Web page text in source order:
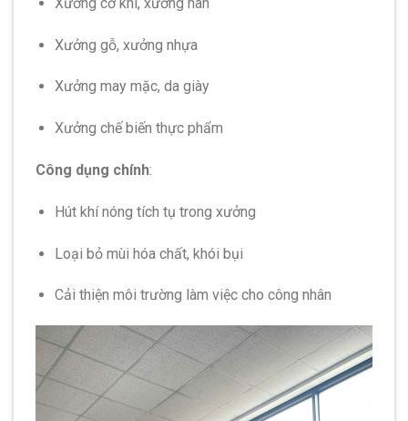
Xưởng gỗ, xưởng nhựa
Xưởng may mặc, da giày
Xưởng chế biến thực phẩm
Công dụng chính:
Hút khí nóng tích tụ trong xưởng
Loại bỏ mùi hóa chất, khói bụi
Cải thiện môi trường làm việc cho công nhân